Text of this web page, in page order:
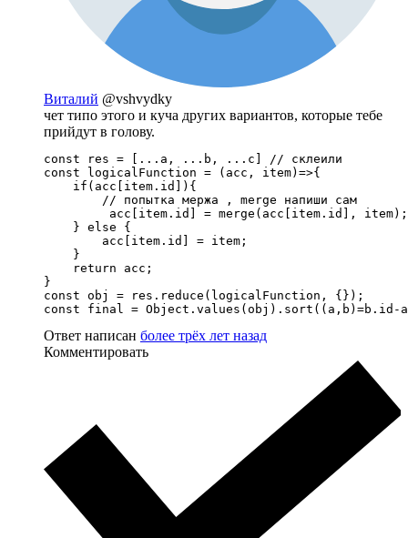
Виталий @vshvydky
чет типо этого и куча других вариантов, которые тебе
прийдут в голову.
const res = [...a, ...b, ...c] // склеили
const logicalFunction = (acc, item)=>{
    if(acc[item.id]){
        // попытка мержа , merge напиши сам
         acc[item.id] = merge(acc[item.id], item);
    } else {
        acc[item.id] = item;
    }
    return acc;
}
const obj = res.reduce(logicalFunction, {});
const final = Object.values(obj).sort((a,b)=b.id-
Ответ написан более трёх лет назад
Комментировать